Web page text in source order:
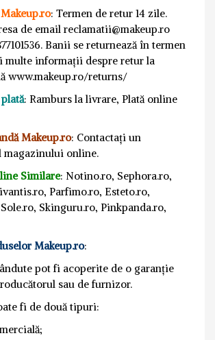
: Termen de retur 14 zile.
de email reclamatii@makeup.ro
Banii se returnează în termen
multe informații despre retur la
www.makeup.ro/returns/
: Ramburs la livrare, Plată online
Makeup.ro: Contactați un
magazinului online.
Similare: Notino.ro, Sephora.ro,
Parfimo.ro, Esteto.ro,
Skinguru.ro, Pinkpanda.ro,
Makeup.ro:
pot fi acoperite de o garanție
sau de furnizor.
fi de două tipuri: